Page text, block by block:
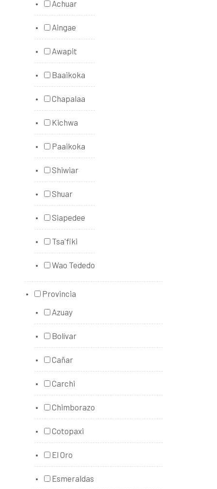
Achuar
Aingae
Awapit
Baaikoka
Chapalaa
Kichwa
Paaikoka
Shiwiar
Shuar
Siapedee
Tsa'fiki
Wao Tededo
Provincia
Azuay
Bolívar
Cañar
Carchi
Chimborazo
Cotopaxi
El Oro
Esmeraldas